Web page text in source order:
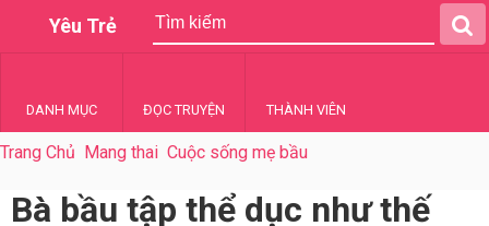
Yêu Trẻ
DANH MỤC ĐỌC TRUYỆN THÀNH VIÊN
Trang Chủ Mang thai Cuộc sống mẹ bầu
Bà bầu tập thể dục như thế